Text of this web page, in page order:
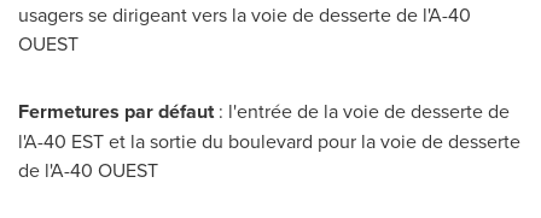
usagers se dirigeant vers la voie de desserte de l'A-40
OUEST
Fermetures par défaut: l'entrée de la voie de desserte de
l'A-40 EST et la sortie du boulevard pour la voie de desserte
de l'A-40 OUEST